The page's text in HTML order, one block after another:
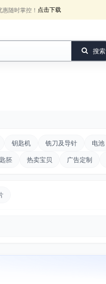
随时掌控！ 点击下载
搜索
钥匙机 铣刀及导针 电池
胚 热卖宝贝 广告定制